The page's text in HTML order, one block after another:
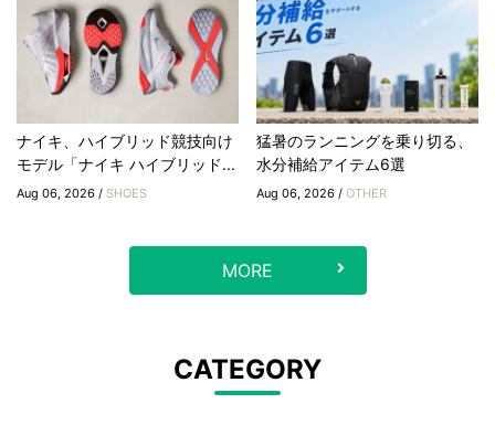
ナイキ、ハイブリッド競技向け
モデル「ナイキ ハイブリッド...
Aug 06, 2026 / SHOES
猛暑のランニングを乗り切る、
水分補給アイテム6選
Aug 06, 2026 / OTHER
MORE
CATEGORY